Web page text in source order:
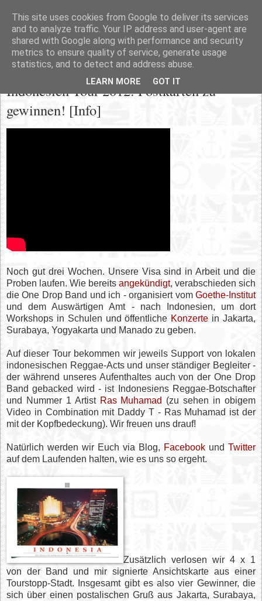
Donnerstag, 29. Dezember 2011
Indonesien-Tour 2012: Postkarten zu
gewinnen! [Info]
Noch gut drei Wochen. Unsere Visa sind in Arbeit und die
Proben laufen. Wie bereits angekündigt, verabschieden sich
die One Drop Band und ich - organisiert vom Goethe-Institut
und dem Auswärtigen Amt - nach Indonesien, um dort
Workshops in Schulen und öffentliche Konzerte in Jakarta,
Surabaya, Yogyakarta und Manado zu geben.
Auf dieser Tour bekommen wir jeweils Support von lokalen
indonesischen Reggae-Acts und unser ständiger Begleiter -
der während unseres Aufenthaltes auch von der One Drop
Band gebacked wird - ist Indonesiens Reggae-Botschafter
und Nummer 1 Artist Ras Muhamad (zu sehen in obigem
Video in Combination mit Daddy T - Ras Muhamad ist der
mit der Kopfbedeckung). Wir freuen uns drauf!
Natürlich werden wir Euch via Blog, Facebook und Twitter
auf dem Laufenden halten, wie es uns so ergeht.
Zusätzlich verlosen wir 4 x 1
von der Band und mir signierte Ansichtskarte aus einer
Tourstopp-Stadt. Insgesamt gibt es also vier Gewinner, die
sich über einen postalischen Gruß aus Jakarta, Surabaya,
This site uses cookies from Google to deliver its services
and to analyze traffic. Your IP address and user-agent are
shared with Google along with performance and security
metrics to ensure quality of service, generate usage
statistics, and to detect and address abuse.
LEARN MORE GOT IT